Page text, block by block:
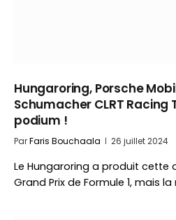
Hungaroring, Porsche
Schumacher CLRT
podium !
ParFaris Bouchaala 26 juillet 2024
Le Hungaroring a produit cette
Grand Prix de Formule 1, mais